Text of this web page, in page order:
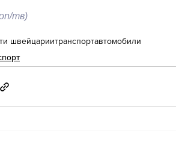
тв)
швейцариитранспортавтомобили